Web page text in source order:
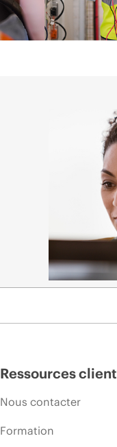
Ressources client
Nous contacter
Formation